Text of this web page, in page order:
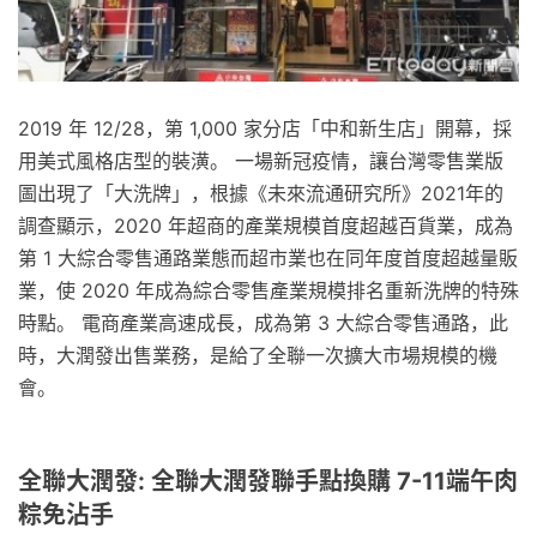
2019 年 12/28，第 1,000 家分店「中和新生店」開幕，採
用美式風格店型的裝潢。 一場新冠疫情，讓台灣零售業版
圖出現了「大洗牌」，根據《未來流通研究所》2021年的
調查顯示，2020 年超商的產業規模首度超越百貨業，成為
第 1 大綜合零售通路業態而超市業也在同年度首度超越量販
業，使 2020 年成為綜合零售產業規模排名重新洗牌的特殊
時點。 電商產業高速成長，成為第 3 大綜合零售通路，此
時，大潤發出售業務，是給了全聯一次擴大市場規模的機
會。
全聯大潤發: 全聯大潤發聯手點換購 7-11端午肉
粽免沾手